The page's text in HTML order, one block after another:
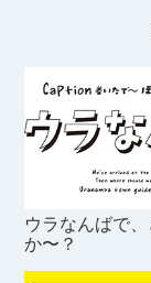
ウラなんばで
か〜？